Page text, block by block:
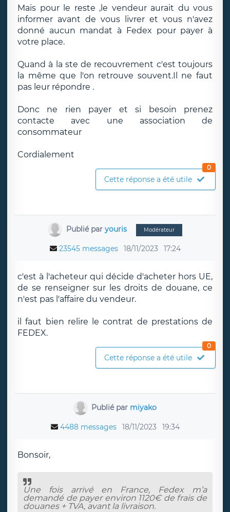
Mais pour le reste ,le vendeur aurait du vous
informer avant de vous livrer et vous n'avez
donné aucun mandat à Fedex pour payer à
votre place.
Quand à la ste de recouvrement c'est toujours
la même que l'on retrouve souvent.Il ne faut
pas leur répondre .
Donc ne rien payer et si besoin prenez
contacte avec une association de
consommateur
Cordialement
Cette réponse a été utile
0
Publié par youris Modérateur
23545 messages 18/11/2023 17:24
c'est à l'acheteur qui décide d'acheter hors UE,
de se renseigner sur les droits de douane, ce
n'est pas l'affaire du vendeur.
il faut bien relire le contrat de prestations de
FEDEX.
Cette réponse a été utile
0
Publié par miyako
4488 messages 18/11/2023 19:34
Bonsoir,
Une fois arrivé en France, Fedex m’a
demandé de payer environ 1120€ de frais de
douanes + TVA, avant la livraison.